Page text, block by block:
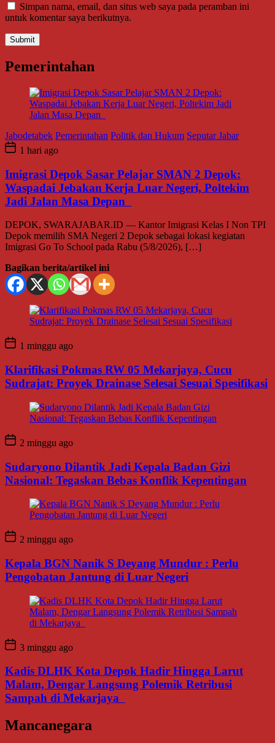
Simpan nama, email, dan situs web saya pada peramban ini
untuk komentar saya berikutnya.
Pemerintahan
Jabodetabek Pemerintahan Politik dan Hukum Seputar Jabar
1 hari ago
Imigrasi Depok Sasar Pelajar SMAN 2 Depok:
Waspadai Jebakan Kerja Luar Negeri, Poltekim
Jadi Jalan Masa Depan
DEPOK, SWARAJABAR.ID — Kantor Imigrasi Kelas I Non TPI
Depok memilih SMA Negeri 2 Depok sebagai lokasi kegiatan
Imigrasi Go To School pada Rabu (5/8/2026), […]
Bagikan berita/artikel ini
1 minggu ago
Klarifikasi Pokmas RW 05 Mekarjaya, Cucu
Sudrajat: Proyek Drainase Selesai Sesuai Spesifikasi
2 minggu ago
Sudaryono Dilantik Jadi Kepala Badan Gizi
Nasional: Tegaskan Bebas Konflik Kepentingan
2 minggu ago
Kepala BGN Nanik S Deyang Mundur : Perlu
Pengobatan Jantung di Luar Negeri
3 minggu ago
Kadis DLHK Kota Depok Hadir Hingga Larut
Malam, Dengar Langsung Polemik Retribusi
Sampah di Mekarjaya
Mancanegara